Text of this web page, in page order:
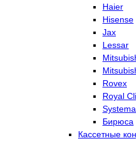
Haier
Hisense
Jax
Lessar
Rovex
Royal
Бирюса
Кассетные